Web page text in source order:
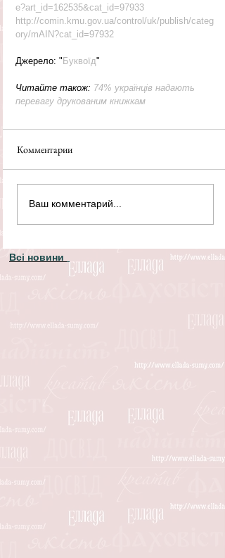
e?art_id=162535&cat_id=97933
http://comin.kmu.gov.ua/control/uk/publish/categ
ory/mAIN?cat_id=97932
Джерело: "Буквоїд"
Читайте також: 74% українців надають
перевагу друкованим книжкам
Комментарии
Ваш комментарий...
Всі новини